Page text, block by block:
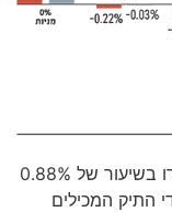
בתווך, מדדי התיק המכילים 20% מניות ירדו בשיעור של 0.88%
מדדי התיק המכילים